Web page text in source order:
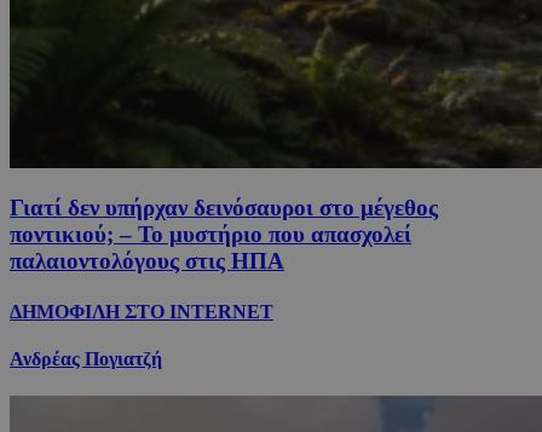
Γιατί δεν υπήρχαν δεινόσαυροι στο μέγεθος
ποντικιού; – Το μυστήριο που απασχολεί
παλαιοντολόγους στις ΗΠΑ
ΔΗΜΟΦΙΛΗ ΣΤΟ INTERNET
Ανδρέας Πογιατζή